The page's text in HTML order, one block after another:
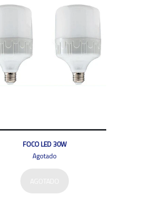
FOCO LED 30W
Agotado